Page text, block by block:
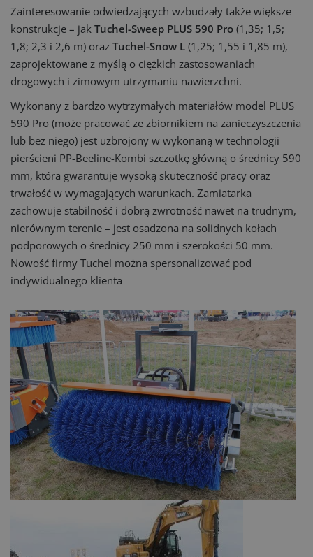
Zainteresowanie odwiedzających wzbudzały także większe
konstrukcje – jak Tuchel-Sweep PLUS 590 Pro (1,35; 1,5;
1,8; 2,3 i 2,6 m) oraz Tuchel-Snow L (1,25; 1,55 i 1,85 m),
zaprojektowane z myślą o ciężkich zastosowaniach
drogowych i zimowym utrzymaniu nawierzchni.
Wykonany z bardzo wytrzymałych materiałów model PLUS
590 Pro (może pracować ze zbiornikiem na zanieczyszczenia
lub bez niego) jest uzbrojony w wykonaną w technologii
pierścieni PP-Beeline-Kombi szczotkę główną o średnicy 590
mm, która gwarantuje wysoką skuteczność pracy oraz
trwałość w wymagających warunkach. Zamiatarka
zachowuje stabilność i dobrą zwrotność nawet na trudnym,
nierównym terenie – jest osadzona na solidnych kołach
podporowych o średnicy 250 mm i szerokości 50 mm.
Nowość firmy Tuchel można spersonalizować pod
indywidualnego klienta